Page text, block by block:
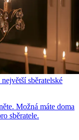
sběratelské
Možná máte doma
sběratele.